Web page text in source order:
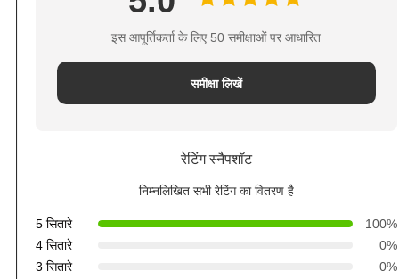
इस आपूर्तिकर्ता के लिए 50 समीक्षाओं पर आधारित
समीक्षा लिखें
रेटिंग स्नैपशॉट
निम्नलिखित सभी रेटिंग का वितरण है
5 सितारे
100%
4 सितारे
0%
3 सितारे
0%